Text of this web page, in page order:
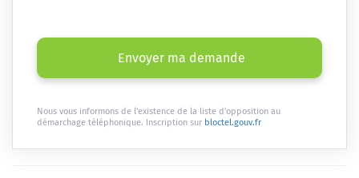
Envoyer ma demande
Nous vous informons de l'existence de la liste d'opposition au
démarchage téléphonique. Inscription sur bloctel.gouv.fr